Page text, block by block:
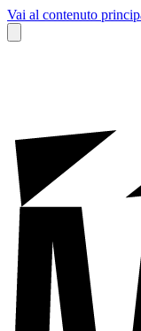
Vai al contenuto